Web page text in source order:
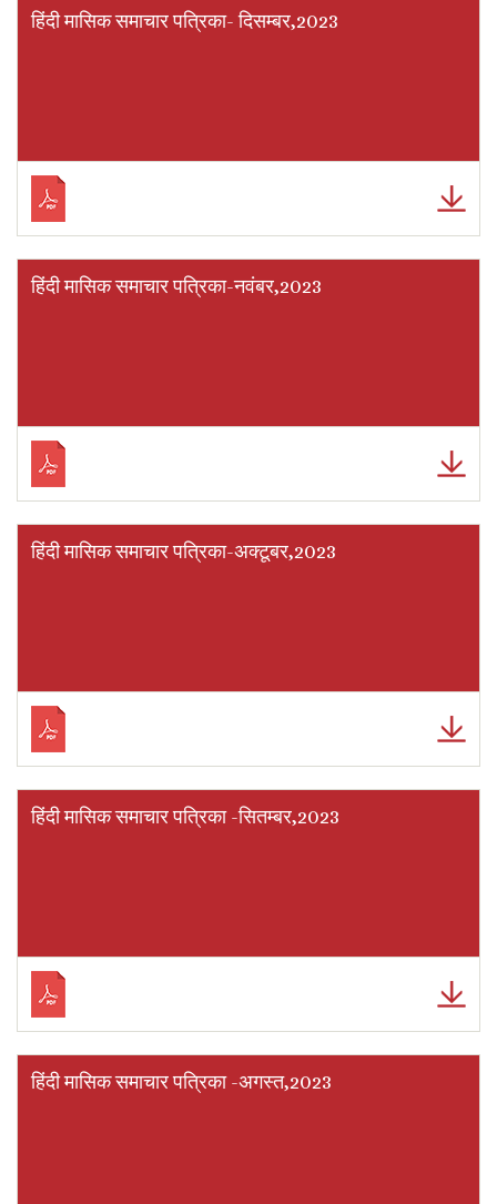
हिंदी मासिक समाचार पत्रिका- दिसम्बर,2023
हिंदी मासिक समाचार पत्रिका-नवंबर,2023
हिंदी मासिक समाचार पत्रिका-अक्टूबर,2023
हिंदी मासिक समाचार पत्रिका -सितम्बर,2023
हिंदी मासिक समाचार पत्रिका -अगस्त,2023